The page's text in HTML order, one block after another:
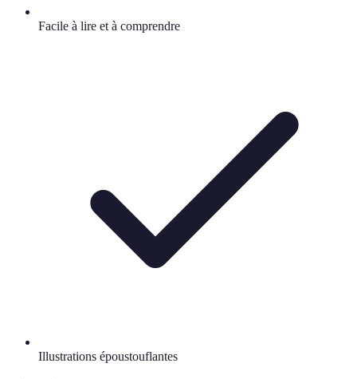
Facile à lire et à comprendre
Illustrations époustouflantes